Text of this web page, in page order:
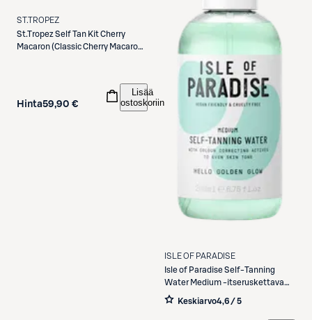
ST.TROPEZ
St.Tropez Self Tan Kit Cherry
Macaron (Classic Cherry Macaron
Hinta59,90 €
Lisää
ostoskoriin
ISLE OF PARADISE
Isle of ParadiseSelf-Tanning
Water Medium -itseruskettava
suihke 200ml
Keskiarvo4,6 / 5